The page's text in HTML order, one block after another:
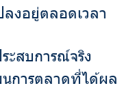
งอยู่ตลอดเวลา
ะสบการณ์จริง
นการตลาดที่ได้ผล